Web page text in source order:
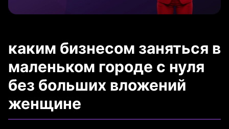
каким бизнесом заняться в
маленьком городе с нуля
без больших вложений
женщине